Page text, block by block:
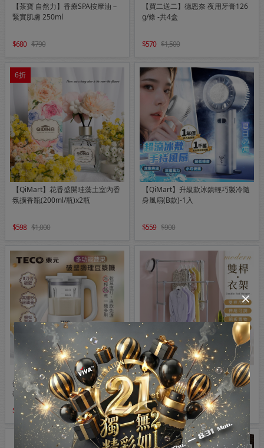
【茶寶 自然力】香療SPA按摩油－
緊實肌膚 250ml
680 790
【買二送二】德恩奈 夜用牙膏126
g/條 -共4盒
570 1,500
6折
【QiMart】花香盛開珪藻土室內香
氛擴香瓶(200ml/瓶)x2瓶
598 1,000
【QiMart】升級款冰鎮輕巧製冷隨
身風扇(B款)-1入
559 900
【TECO東元】多功能蔬果破壁冷
熱調理豆漿機/破壁機/果汁機/快煮
壺/輔食機(XYFYS007W)
2,580
【AAA】MIT雙桿伸縮附輪置物衣
架
699 899